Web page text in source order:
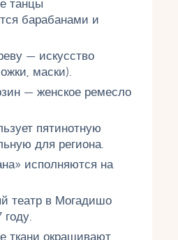
танцы
барабанами и
— искусство
маски).
— женское ремесло
пятинотную
для региона.
исполняются на
театр в Могадишо
ткани окрашивают